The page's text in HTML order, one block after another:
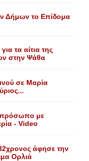
Δήμων το Eπίδομα
τα αίτια της
στην Ψάθα
σε Mαρία
πρόσωπο με
- Video
άφησε την
Ορλιά